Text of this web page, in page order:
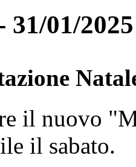
31/01/2025
il nuovo
il sabato.